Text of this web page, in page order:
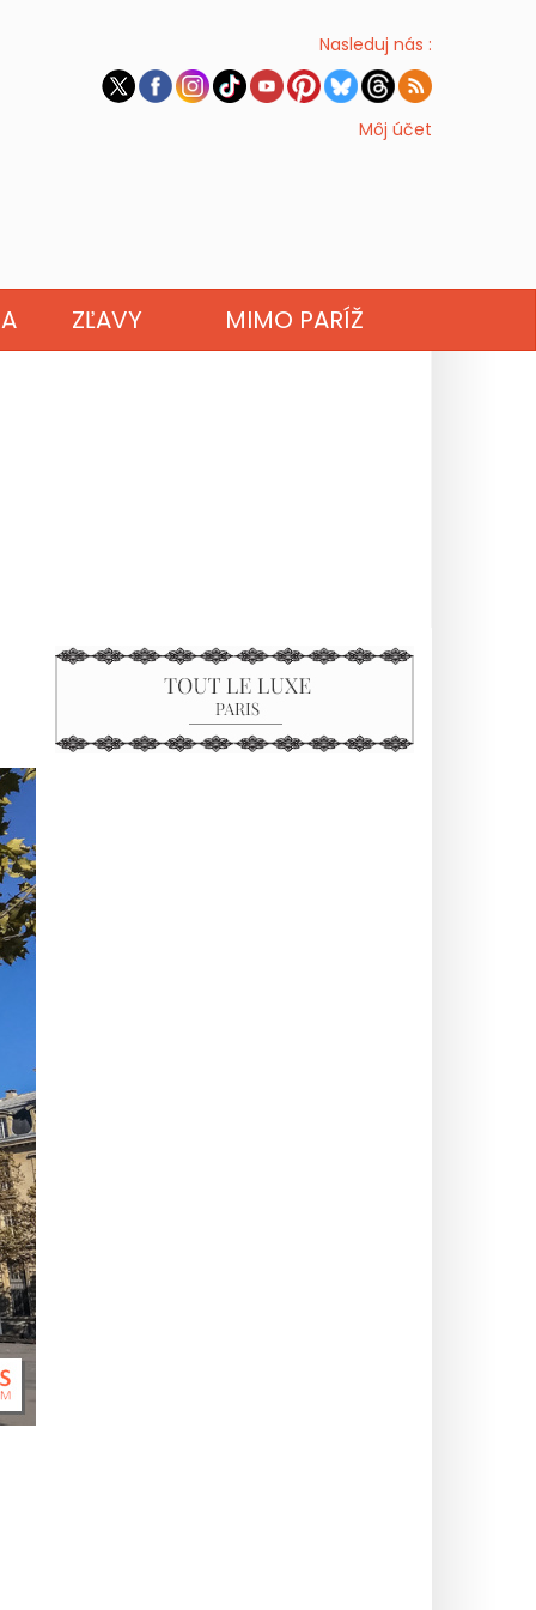
Nasleduj nás :
Môj účet
ZĽAVY MIMO PARÍŽ